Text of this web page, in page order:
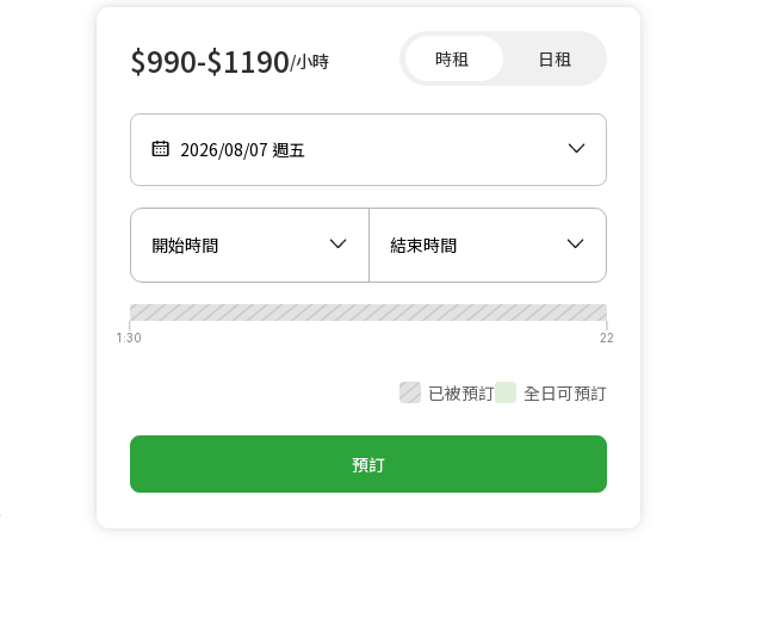
$990-$1190/小時 時租 日租
2026/08/07 週五
開始時間 結束時間
1:30 22
1:30 22
已被預訂 全日可預訂
預訂